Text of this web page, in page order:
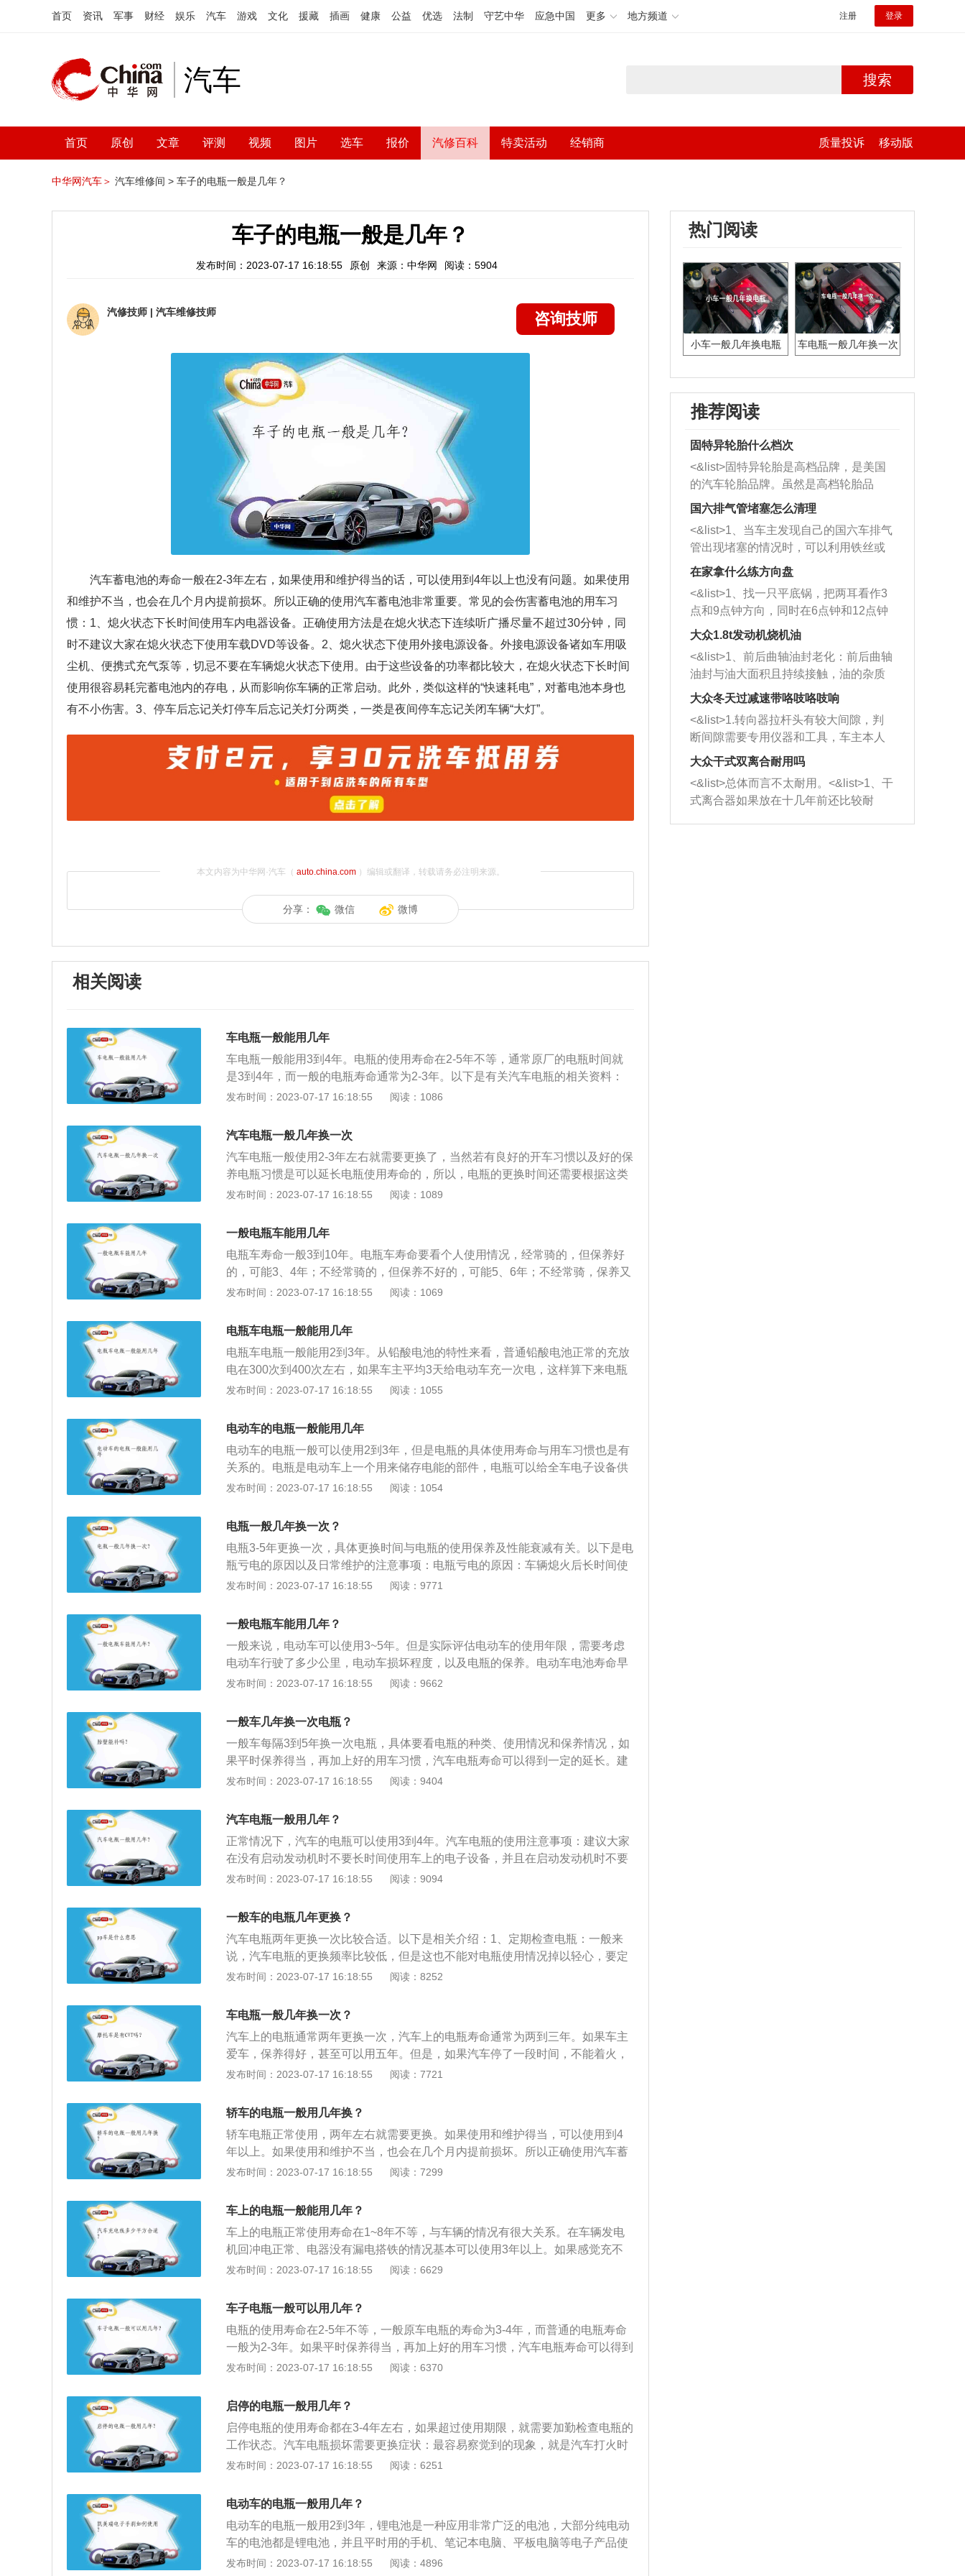
首页 资讯 军事 财经 娱乐 汽车 游戏 文化 援藏 插画 健康 公益 优选 法制 守艺中华 应急中国 更多 地方频道 注册 登录
汽车 搜索
首页 原创 文章 评测 视频 图片 选车 报价 汽修百科 特卖活动 经销商 质量投诉 移动版
中华网汽车＞ 汽车维修间 > 车子的电瓶一般是几年？
车子的电瓶一般是几年？
发布时间：2023-07-17 16:18:55 原创 来源：中华网 阅读：5904
汽修技师 | 汽车维修技师 咨询技师
汽车蓄电池的寿命一般在2-3年左右，如果使用和维护得当的话，可以使用到4年以上也没有问题。如果使用
和维护不当，也会在几个月内提前损坏。所以正确的使用汽车蓄电池非常重要。常见的会伤害蓄电池的用车习
惯：1、熄火状态下长时间使用车内电器设备。正确使用方法是在熄火状态下连续听广播尽量不超过30分钟，同
时不建议大家在熄火状态下使用车载DVD等设备。2、熄火状态下使用外接电源设备。外接电源设备诸如车用吸
尘机、便携式充气泵等，切忌不要在车辆熄火状态下使用。由于这些设备的功率都比较大，在熄火状态下长时间
使用很容易耗完蓄电池内的存电，从而影响你车辆的正常启动。此外，类似这样的“快速耗电”，对蓄电池本身也
有不小伤害。3、停车后忘记关灯停车后忘记关灯分两类，一类是夜间停车忘记关闭车辆“大灯”。
本文内容为中华网·汽车（ auto.china.com）编辑或翻译，转载请务必注明来源。
分享： 微信 微博
相关阅读
车电瓶一般能用几年
车电瓶一般能用3到4年。电瓶的使用寿命在2-5年不等，通常原厂的电瓶时间就
是3到4年，而一般的电瓶寿命通常为2-3年。以下是有关汽车电瓶的相关资料：
1、电瓶用旧了以后内阻变得很大，一充就满，一放就完，这种电瓶用三用表测
用放电仪进行测量。2、放电时电压不低于10V是正常情况，低于10V则证明电瓶
可能断格，必须进行更换，加负载时电压低得越多说明电瓶内阻越大，放电特性
越差。3、想要使汽车电瓶使用寿命达到最佳，除了给汽车电瓶并联蓄电池寿命
延长器来防硫化除硫化以外，还要注意不过放电，不亏电来防止汽车电瓶正极板
软化，经常停车听音乐或者经常短途低速行车的话，要半个月左右给汽车电瓶充
佳工作状态。电瓶的日常维护：1、保持干燥清洁2、每月检查，电池表面是否有
灰尘或酸液，并用纯净水或蒸馏水及时擦洗干净。3、确保端子和接头接触良好
发布时间：2023-07-17 16:18:55 阅读：1086
汽车电瓶一般几年换一次
汽车电瓶一般使用2-3年左右就需要更换了，当然若有良好的开车习惯以及好的保
养电瓶习惯是可以延长电瓶使用寿命的，所以，电瓶的更换时间还需要根据这类
因素影响而定。电瓶是汽车上一个重要的部件，如果没有电瓶，那汽车是无法启
动发动机。电瓶是电池的一种，也叫蓄电池，它的工作原理是把化学能转化为电
溶液做电解液的蓄电池。汽车蓄电池日常养护：1、汽车蓄电池要经常充电，蓄
电池长久不用就会慢慢自行放电，直至报废，因此，每隔一段时间就应启动一次
汽车，给蓄电池充电。2、禁止汽车熄火后使用汽车电器，发动机在不发电的状
场，如长期停放，须拆下蓄电池带走。
发布时间：2023-07-17 16:18:55 阅读：1089
一般电瓶车能用几年
电瓶车寿命一般3到10年。电瓶车寿命要看个人使用情况，经常骑的，但保养好
的，可能3、4年；不经常骑的，但保养不好的，可能5、6年；不经常骑，保养又
比较好的，可能10年左右；经常骑的，又不保养的，不用说，最慢肯定两年左右
太差了就可以换了。电瓶车保养注意事项：1、对电瓶自行车的前轴、中轴、飞
使用。2、每次使用后不论电量消耗多少，都要及时给电池充电，如果长期不使
用，也要每个月给电池充电一次，这样有利于延长蓄电池的寿命。3、每个月要
进行完全放电、完全充电，就是用完电量再充电。不要随意更换充电器，要在通
启动的良好习惯，减少大功率放电几率，这对控制器、电机和电池都很有好处。
5、电瓶车的使用年限还得看个人的日常使用情况，要防晒防雨，少走颠簸崎岖
的路。要想保养得当，首先电瓶的充电器就必须要匹配优质的。
发布时间：2023-07-17 16:18:55 阅读：1069
电瓶车电瓶一般能用几年
电瓶车电瓶一般能用2到3年。从铅酸电池的特性来看，普通铅酸电池正常的充放
电在300次到400次左右，如果车主平均3天给电动车充一次电，这样算下来电瓶
能用三年左右；如果车主每隔2天就给电动车充电，那么电动车电池的使用寿命
并不是绝对的，电瓶的使用寿命长短平时的维护及用车习惯都有着非常大的关
主的驾驶习惯非常不好的情况来看，电瓶车的电瓶1-2年就需要进行更换了。电瓶
车电瓶使用时的注意事项：1、电瓶每次使用的放电深度越小，那么电瓶的使用
寿命就会越长，所以不管电瓶车的电瓶容量有多大，车主都应该要养成随用随充
电瓶补充电量，一般一个月补充个1-2次。3、大电流放电对电瓶车的电瓶有一定
的损害，所以驾驶电瓶车在起步或者是上坡时，尽量用脚蹬辅助加力。
发布时间：2023-07-17 16:18:55 阅读：1055
电动车的电瓶一般能用几年
电动车的电瓶一般可以使用2到3年，但是电瓶的具体使用寿命与用车习惯也是有
关系的。电瓶是电动车上一个用来储存电能的部件，电瓶可以给全车电子设备供
电，如果没有电瓶，那电动车是无法正常行驶的。电瓶是一个需要定期更换的易
更换的。在充电和放电时，电瓶中的离子会在电解液中移动，部分离子在电解液
中移动时会与电解液发生化学反应。随着充放电次数的增加，电瓶中的离子数量
也会不断减少，所以电瓶的性能也会不断降低。如果可以保持正确的用车习惯，
那是可以有效延长电瓶的使用寿命的。在充电时，建议大家使用合适的充电器，
并且一定要防止电瓶出现过度充电的情况。过度充电会损伤电瓶。如果长时间不
处于亏电状态，会导致电瓶的性能和寿命降低。
发布时间：2023-07-17 16:18:55 阅读：1054
电瓶一般几年换一次？
电瓶3-5年更换一次，具体更换时间与电瓶的使用保养及性能衰减有关。以下是电
瓶亏电的原因以及日常维护的注意事项：电瓶亏电的原因：车辆熄火后长时间使
用车载电器，车辆长期停放，发电机故障不能发电，电瓶自然老化。这些原因都
事项：在车辆熄火前，将所有的用电设备全部关闭，车辆切勿长期停放，每隔一
发布时间：2023-07-17 16:18:55 阅读：9771
一般电瓶车能用几年？
一般来说，电动车可以使用3~5年。但是实际评估电动车的使用年限，需要考虑
电动车行驶了多少公里，电动车损坏程度，以及电瓶的保养。电动车电池寿命早
衰的原因：电池硫化损害严重：车主对电池保养意识全无，造成电池硫化损害严
一次，寿命自然延长很多，但是车主没有这个意识。电池损坏，大多从充电器造
成过度失水开始。骑行不亏电：骑行不亏电，寿命自然长。新电池每次将电用到
红灯上方就可以充电，但是不能亏电行驶。每次亏电，寿命就少一些，10次亏电
新电池也很快报废，要及时充电避免亏电。
发布时间：2023-07-17 16:18:55 阅读：9662
一般车几年换一次电瓶？
一般车每隔3到5年换一次电瓶，具体要看电瓶的种类、使用情况和保养情况，如
果平时保养得当，再加上好的用车习惯，汽车电瓶寿命可以得到一定的延长。建
议车主在每次保养时都检测一下电瓶的内阻和电压，如果内阻和电压都达不到规
会导致电瓶不存电，需要及时加注；2、在汽车熄火后，要确保车灯全部关闭，
将电瓶断电，这样可以避免亏电，建议一星期启动一次汽车，电瓶会在发动机怠
速状态下依靠内部发电机进行充电，这样能够确保电瓶有足够电量供下次启动使
用。
发布时间：2023-07-17 16:18:55 阅读：9404
汽车电瓶一般用几年？
正常情况下，汽车的电瓶可以使用3到4年。汽车电瓶的使用注意事项：建议大家
在没有启动发动机时不要长时间使用车上的电子设备，并且在启动发动机时不要
同时打开汽车上的大灯和空调等比较费电的电子设备。判断汽车电瓶好坏的方
颜色分为三种：绿色、黑色和白色。绿色代表电量充足，黑色代表略微亏电，白
色则代表报废了需要更换。具体可以参考电瓶上的标签提示；观察电瓶桩头四周
围是否出现一些白色或绿色的类似粉末状的物体，那些是电瓶的氧化物，质量好
的或者新的电瓶一般不会轻易出现这些氧化物，一旦出现，就意味着电瓶的性能
已经开始出现问题。
发布时间：2023-07-17 16:18:55 阅读：9094
一般车的电瓶几年更换？
汽车电瓶两年更换一次比较合适。以下是相关介绍：1、定期检查电瓶：一般来
说，汽车电瓶的更换频率比较低，但是这也不能对电瓶使用情况掉以轻心，要定
期检查电瓶。无论是电瓶的检查还是电瓶的保养都有很多细节需要注意。2、检
低，对电瓶没有什么影响，大概半个月到一个月检查一次即可。但是，若是炎热
的夏季，户外温度较高，电瓶又怕热，所以应该一个星期检查一次，增加检查的
频率。
发布时间：2023-07-17 16:18:55 阅读：8252
车电瓶一般几年换一次？
汽车上的电瓶通常两年更换一次，汽车上的电瓶寿命通常为两到三年。如果车主
爱车，保养得好，甚至可以用五年。但是，如果汽车停了一段时间，不能着火，
那就是电瓶的问题。要么修理，要么换一个新的电瓶。以下是扩展资料：功能：
电，使汽车起火，正常行驶。如果汽车电瓶不能正常供电，发动机就会出现故障
或停止运转。
发布时间：2023-07-17 16:18:55 阅读：7721
轿车的电瓶一般用几年换？
轿车电瓶正常使用，两年左右就需要更换。如果使用和维护得当，可以使用到4
年以上。如果使用和维护不当，也会在几个月内提前损坏。所以正确使用汽车蓄
电池非常重要。常见会伤害蓄电池的用车习惯：熄火状态下长时间使用车内电器
不少驾驶者都会选择关掉发动机然后坐在车内用音响听广播或者看DVD等，这样
连续听厂播尽量不超过30分钟，同时不建议大家在熄火状态下使用车载DVD等设
备。熄火状态下使用外接电源设备：外接电源设备诸如车用吸尘机、便携式充气
泵等，切忌不要在车辆熄火状态下使用。由于这些设备的功率都比较大，在熄火
是否更换的方法：如果没有工具，可打开前大灯进行检查。如灯光白亮，则表明
电池正常；如果灯光红暗，则表示电力不足。接通起动机，若转速正常，灯光虽
稍变暗，但仍有足够的亮度，则说明电池良好，充电较足；如果起动机显得无
车的时候声音比较小、说明蓄电池的电力比较弱。蓄电池的检查主用看两个数
行。其中蓄电池电压数值必须高于12V，如果低于12V就说明可以准备和这个蓄
电池说再见。至于启动电流的检查就相对专业，一般是在汽车维修厂或者4S店进
行。因为有专业的设备，正常情况下，启动电流并不会随着蓄电池寿命而改变而
降低，因此只要蓄电池的冷车电压能高于12V，对用车就没明显影响。
发布时间：2023-07-17 16:18:55 阅读：7299
车上的电瓶一般能用几年？
车上的电瓶正常使用寿命在1~8年不等，与车辆的情况有很大关系。在车辆发电
机回冲电正常、电器没有漏电搭铁的情况基本可以使用3年以上。如果感觉充不
进电或者启动机无力，大灯明显变暗则需将电瓶取下用充电机充12-24小时，如
以下是有关汽车电瓶的相关资料：1、有些电瓶用旧了以后内阻变得很大，一充
测空载电压，还要测它的放电电流，可用放电仪进行测量。2、放电时电压不低
于10V是正常情况，低于10V则证明电瓶可能断格，必须进行更换。加负载时电
压低得越多说明电瓶内阻越大，放电特性越差。3、想要使汽车电瓶使用寿命达
不过放电、不亏电来防止汽车电瓶正极板软化，经常停车听音乐或者经常短途低
速行车，要半个月左右给汽车电瓶充电，这样才会使汽车电瓶使用寿命最长，使
汽车电瓶这个重要部件始终保持在最佳工作状态。
发布时间：2023-07-17 16:18:55 阅读：6629
车子电瓶一般可以用几年？
电瓶的使用寿命在2-5年不等，一般原车电瓶的寿命为3-4年，而普通的电瓶寿命
一般为2-3年。如果平时保养得当，再加上好的用车习惯，汽车电瓶寿命可以得到
一定的延长，即便是这样大概也只能用4-5年。以下是关于汽车电瓶的相关资料：
足，会出现没电的情况，这时需要补充电解液。而电瓶的使用寿命与电瓶的保养
和用车习惯有很大关系。2、如果经常在停车后使用车内用电设备，如收音机、
车顶灯等，这样会对电瓶造成危害，减短电瓶的寿命。因为在发动机不发电的情
况下使用电器，会一直消耗电瓶电量，容易导致电瓶亏电，而电瓶亏电会影响汽
车启动。因此，在汽车熄火状态下，尽量少用车内大功率电子设备，避免电瓶耗
启动一次汽车，使电瓶在发动机怠速状态下依靠内部发电机进行充电。平时应经
常擦洗电瓶，清理表面灰尘、油污以及白色酸蚀粉末，这样更能延长电瓶的使用
寿命。
发布时间：2023-07-17 16:18:55 阅读：6370
启停的电瓶一般用几年？
启停电瓶的使用寿命都在3-4年左右，如果超过使用期限，就需要加勤检查电瓶的
工作状态。汽车电瓶损坏需要更换症状：最容易察觉到的现象，就是汽车打火时
的反馈，如果感觉打火相当吃力，很大原因就是电瓶出现老化。但造成打火困难
情况。如果在汽车打火困难的同时，喇叭也没有以前响亮，很可能就是因为电瓶
造成光度变暗淡的情况。电瓶故障灯，可以说是最为直观的症状，故障灯是单独
反映电瓶是否存在问题。所以，当电瓶故障灯亮起的时候，无疑是出现异常，需
要及时去汽车维修店进行检查，一旦是电瓶损坏的缘故，自然是要更换一个新的
发布时间：2023-07-17 16:18:55 阅读：6251
电动车的电瓶一般用几年？
电动车的电瓶一般用2到3年，锂电池是一种应用非常广泛的电池，大部分纯电动
车的电池都是锂电池，并且平时用的手机、笔记本电脑、平板电脑等电子产品使
用的电池也都是锂电池。锂电池的充放电原理非常简单，在充电时，正极上的锂
发布时间：2023-07-17 16:18:55 阅读：4896
热门阅读
小车一般几年换电瓶 车电瓶一般几年换一次
推荐阅读
固特异轮胎什么档次
<&list>固特异轮胎是高档品牌，是美国
的汽车轮胎品牌。虽然是高档轮胎品
牌，但是中高低端的轮胎都有生产，这
也是为了更好的开拓市场。
国六排气管堵塞怎么清理
<&list>1、当车主发现自己的国六车排气
管出现堵塞的情况时，可以利用铁丝或
者是细棍，直接将杂物给取出来，如果
堵塞情况比较严重，也可以采取应急措
施。 <&list>2、直接利用木棍将所有的
杂物推到排气管里面的位置处，然后将
三元催化器拆解开，就可以将堵塞的东
西取出来。但如果是因为积碳过多引起
的堵塞，就需要将三元催化器泡在草酸
洗剂对堵塞的情况得到解决，将清洗剂
放在燃油箱中，与燃油混合后，车辆启
动时，就可以和汽油一起进入到燃烧
室，最后形成废气排出，就可以让三元
催化器得到清洗，排气管堵塞的情况就
能够得到解决。
在家拿什么练方向盘
<&list>1、找一只平底锅，把两耳看作3
点和9点钟方向，同时在6点钟和12点钟
方向做一个标记。 <&list>2、双手握住
一圈半的练习，往右同样也要打相同的
圈数。 <&list>3、最后强调要反复练
习，这样就可以形成肌肉记忆，在真实
驾驶车辆时，不需要记忆也能打好方
向。
大众1.8t发动机烧机油
<&list>1、前后曲轴油封老化：前后曲轴
油封与油大面积且持续接触，油的杂质
和发动机内持续温度变化使其密封效果
逐渐减弱，导致渗油或漏油。<&list>2、
活塞间隙过大：积碳会使活塞环与缸体
的间隙扩大，导致机油流入燃烧室中，
造成烧机油。<&list>3、机油粘度。使用
机油粘度过小的话，同样会有烧机油现
象，机油粘度过小具有很好的流动性，
大众冬天过减速带咯吱咯吱响
<&list>1.转向器拉杆头有较大间隙，判
断间隙需要专用仪器和工具，车主本人
无法制作，需要将车辆送到修理厂或4s
店；<&list>2.车辆半轴套管防尘罩破
裂，破裂后会出现漏油现象，使半轴磨
损严重，磨损的半轴容易损坏，产生异
响；<&list>3.稳定器的转向胶套和球头
大众干式双离合耐用吗
<&list>总体而言不太耐用。<&list>1、干
式离合器如果放在十几年前还比较耐